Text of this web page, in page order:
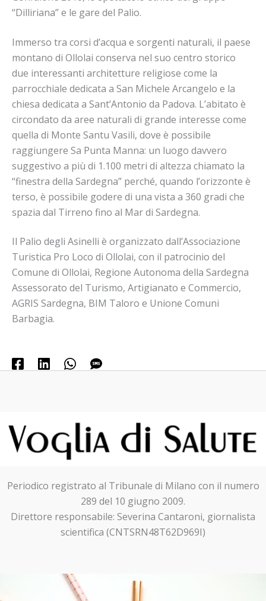
“Dilliriana” e le gare del Palio.
Immerso tra corsi d’acqua e sorgenti naturali, il paese
montano di Ollolai conserva nel suo centro storico
due interessanti architetture religiose come la
parrocchiale dedicata a San Michele Arcangelo e la
chiesa dedicata a Sant’Antonio da Padova. L’abitato è
circondato da aree naturali di grande interesse come
quella di Monte Santu Vasili, dove è possibile
raggiungere Sa Punta Manna: un luogo davvero
suggestivo a più di 1.100 metri di altezza chiamato la
“finestra della Sardegna” perché, quando l’orizzonte è
terso, è possibile godere di una vista a 360 gradi che
spazia dal Tirreno fino al Mar di Sardegna.
Il Palio degli Asinelli è organizzato dall’Associazione
Turistica Pro Loco di Ollolai, con il patrocinio del
Comune di Ollolai, Regione Autonoma della Sardegna
Assessorato del Turismo, Artigianato e Commercio,
AGRIS Sardegna, BIM Taloro e Unione Comuni
Barbagia.
Periodico registrato al Tribunale di Milano con il numero
289 del 10 giugno 2009.
Direttore responsabile: Severina Cantaroni, giornalista
scientifica (CNTSRN48T62D969I)